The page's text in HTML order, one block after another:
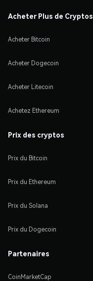
Acheter Plus de Cryptos
Acheter Bitcoin
Acheter Dogecoin
Acheter Litecoin
Achetez Ethereum
Prix des cryptos
Prix du Bitcoin
Prix du Ethereum
Prix du Solana
Prix du Dogecoin
Partenaires
CoinMarketCap